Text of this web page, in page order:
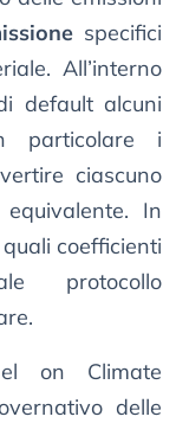
specifici
All’interno
default alcuni
particolare i
ciascuno
equivalente. In
coefficienti
protocollo
on Climate
delle